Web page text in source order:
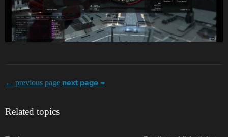
← previous page next page →
Related topics